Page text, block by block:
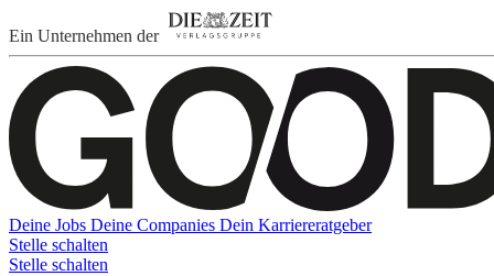
Ein Unternehmen der
Deine Jobs Deine Companies Dein Karriereratgeber
Stelle schalten
Stelle schalten